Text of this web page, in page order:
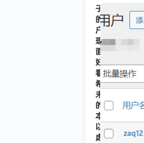
子比
的用
户管
理页
面很
好
看，
希望
未来
的版
本可
以考
虑